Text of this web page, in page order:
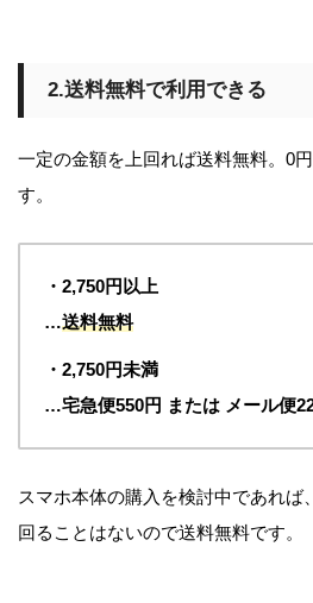
2.送料無料で利用できる
一定の金額を上回れば送料無料。0
す。
・2,750円以上
…送料無料
・2,750円未満
…宅急便550円 または メール便
スマホ本体の購入を検討中であれば
回ることはないので送料無料です。